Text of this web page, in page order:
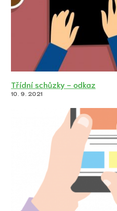
Třídní schůzky - odkaz
10. 9. 2021